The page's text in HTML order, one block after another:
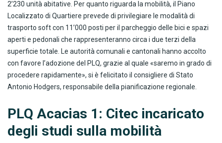
2’230 unità abitative. Per quanto riguarda la mobilità, il Piano
Localizzato di Quartiere prevede di privilegiare le modalità di
trasporto soft con 11’000 posti per il parcheggio delle bici e spazi
aperti e pedonali che rappresenteranno circa i due terzi della
superficie totale. Le autorità comunali e cantonali hanno accolto
con favore l’adozione del PLQ, grazie al quale «saremo in grado di
procedere rapidamente», si è felicitato il consigliere di Stato
Antonio Hodgers, responsabile della pianificazione regionale.
PLQ Acacias 1: Citec incaricato
degli studi sulla mobilità